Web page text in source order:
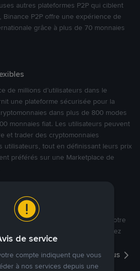
autres plateformes P2P qui ciblent
Binance P2P offre une expérience de
grâce à plus de 70 monnaies
de millions d’utilisateurs dans le
une plateforme sécurisée pour la
dans plus de 800 modes
monnaies fiat. Les utilisateurs peuvent
et trader des cryptomonnaies
utilisateurs, tout en définissant leurs prix
préférés sur une Marketplace de
pour vous
libres d’acheter et de vendre à votre
partir des offres existantes, ou créez
pour fixer vos propres prix.
Voir plus
de service
compte indiquent que vous
à nos services depuis une